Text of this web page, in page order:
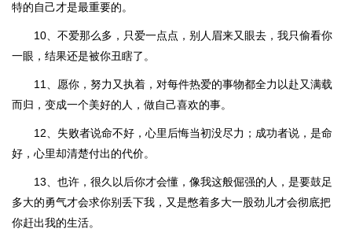
特的自己才是最重要的。
10、不爱那么多，只爱一点点，别人眉来又眼去，我只偷看你
一眼，结果还是被你丑瞎了。
11、愿你，努力又执着，对每件热爱的事物都全力以赴又满载
而归，变成一个美好的人，做自己喜欢的事。
12、失败者说命不好，心里后悔当初没尽力；成功者说，是命
好，心里却清楚付出的代价。
13、也许，很久以后你才会懂，像我这般倔强的人，是要鼓足
多大的勇气才会求你别丢下我，又是憋着多大一股劲儿才会彻底把
你赶出我的生活。